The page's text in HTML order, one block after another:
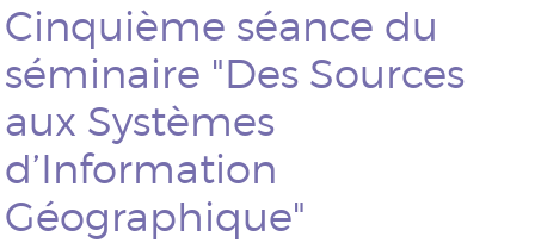
Cinquième séance du
séminaire "Des Sources
aux Systèmes
d’Information
Géographique"